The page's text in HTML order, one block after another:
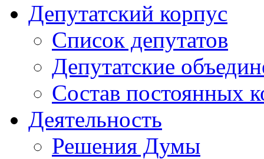
Депутатский корпус
Список депутатов
Депутатские
Состав постоянных
Деятельность
Решения Думы